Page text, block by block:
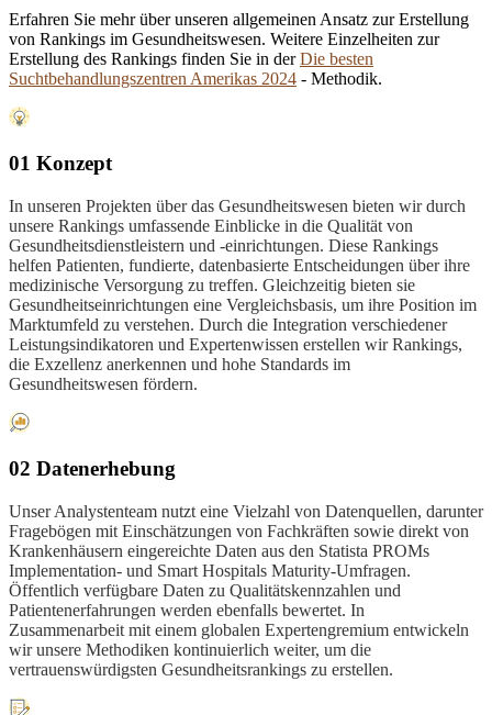
Erfahren Sie mehr über unseren allgemeinen Ansatz zur Erstellung
von Rankings im Gesundheitswesen. Weitere Einzelheiten zur
Erstellung des Rankings finden Sie in derDie besten
Suchtbehandlungszentren Amerikas 2024 - Methodik.
01 Konzept
In unseren Projekten über das Gesundheitswesen bieten wir durch
unsere Rankings umfassende Einblicke in die Qualität von
Gesundheitsdienstleistern und -einrichtungen. Diese Rankings
helfen Patienten, fundierte, datenbasierte Entscheidungen über ihre
medizinische Versorgung zu treffen. Gleichzeitig bieten sie
Gesundheitseinrichtungen eine Vergleichsbasis, um ihre Position im
Marktumfeld zu verstehen. Durch die Integration verschiedener
Leistungsindikatoren und Expertenwissen erstellen wir Rankings,
die Exzellenz anerkennen und hohe Standards im
Gesundheitswesen fördern.
02 Datenerhebung
Unser Analystenteam nutzt eine Vielzahl von Datenquellen, darunter
Fragebögen mit Einschätzungen von Fachkräften sowie direkt von
Krankenhäusern eingereichte Daten aus den Statista PROMs
Implementation- und Smart Hospitals Maturity-Umfragen.
Öffentlich verfügbare Daten zu Qualitätskennzahlen und
Patientenerfahrungen werden ebenfalls bewertet. In
Zusammenarbeit mit einem globalen Expertengremium entwickeln
wir unsere Methodiken kontinuierlich weiter, um die
vertrauenswürdigsten Gesundheitsrankings zu erstellen.